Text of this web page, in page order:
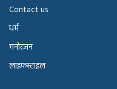
Contact us
धर्म
मनोरंजन
लाइफस्टाइल